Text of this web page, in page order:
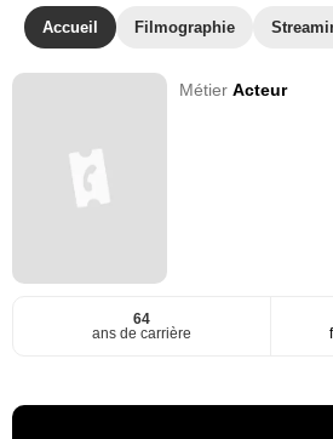
Accueil Filmographie
MétierActeur
64
ans de carrière